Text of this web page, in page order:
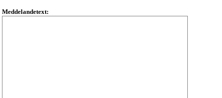
Meddelandetext: